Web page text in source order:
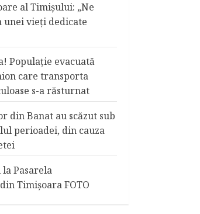
al Timişului: „Ne
vieți dedicate
Populaţie evacuată
care transporta
s-a răsturnat
din Banat au scăzut sub
perioadei, din cauza
Pasarela
Timişoara FOTO